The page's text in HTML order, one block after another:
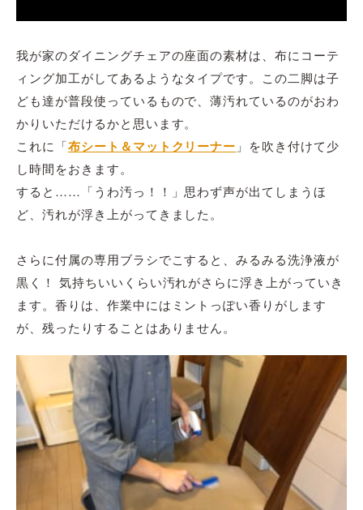
我が家のダイニングチェアの座面の素材は、布にコーテ
ィング加工がしてあるようなタイプです。この二脚は子
ども達が普段使っているもので、薄汚れているのがおわ
かりいただけるかと思います。
これに「布シート＆マットクリーナー 」を吹き付けて少
し時間をおきます。
すると……「うわ汚っ！！」思わず声が出てしまうほ
ど、汚れが浮き上がってきました。
さらに付属の専用ブラシでこすると、みるみる洗浄液が
黒く！ 気持ちいいくらい汚れがさらに浮き上がっていき
ます。香りは、作業中にはミントっぽい香りがします
が、残ったりすることはありません。